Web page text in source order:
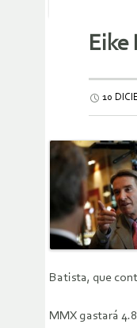
Eike
10
Batista, que
MMX gastará